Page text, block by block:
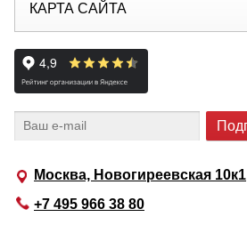
Москва, Новогиреевская 10к1
+7 495 966 38 80
КАРТА САЙТА